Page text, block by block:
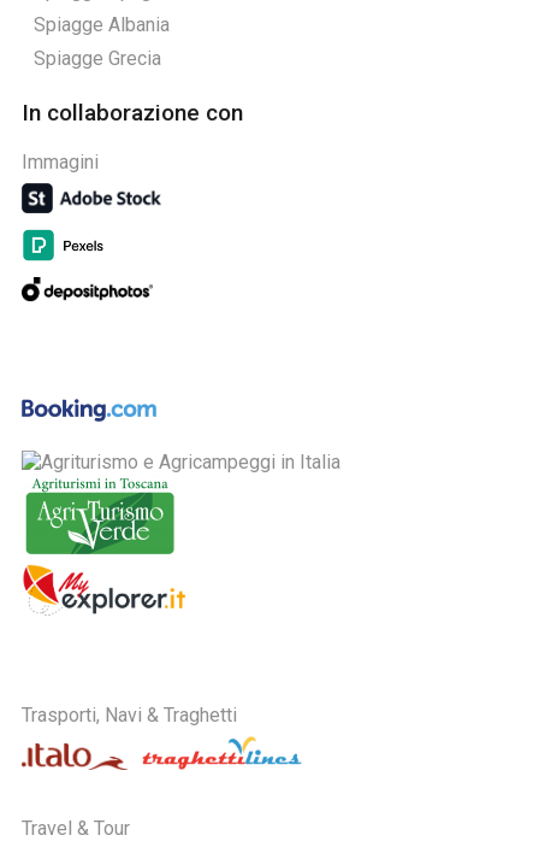
Spiagge Albania
Spiagge Grecia
In collaborazione con
Immagini
Trasporti, Navi & Traghetti
Travel & Tour